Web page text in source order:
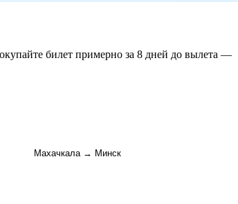
билет примерно за 8 дней до вылета —